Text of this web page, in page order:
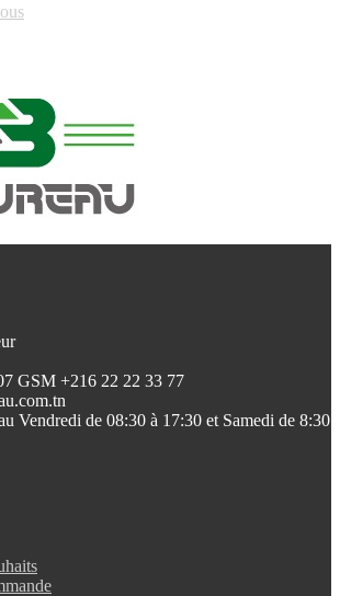
GSM +216 22 22 33 77
Vendredi de 08:30 à 17:30 et Samedi de 8:30